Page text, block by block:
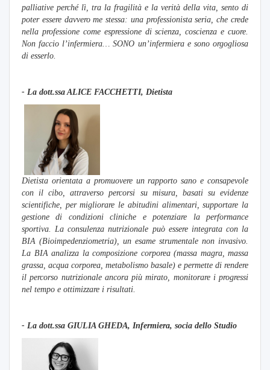
palliative perché lì, tra la fragilità e la verità della vita, sento di
poter essere davvero me stessa: una professionista seria, che crede
nella professione come espressione di scienza, coscienza e cuore.
Non faccio l’infermiera… SONO un’infermiera e sono orgogliosa
di esserlo.
- La dott.ssa ALICE FACCHETTI, Dietista
Dietista orientata a promuovere un rapporto sano e consapevole
con il cibo, attraverso percorsi su misura, basati su evidenze
scientifiche, per migliorare le abitudini alimentari, supportare la
gestione di condizioni cliniche e potenziare la performance
sportiva.La consulenza nutrizionale può essere integrata con la
BIA (Bioimpedenziometria), un esame strumentale non invasivo.
La BIA analizza la composizione corporea (massa magra, massa
grassa, acqua corporea, metabolismo basale) e permette di rendere
il percorso nutrizionale ancora più mirato, monitorare i progressi
nel tempo e ottimizzare i risultati.
- La dott.ssa GIULIA GHEDA, Infermiera, socia dello Studio